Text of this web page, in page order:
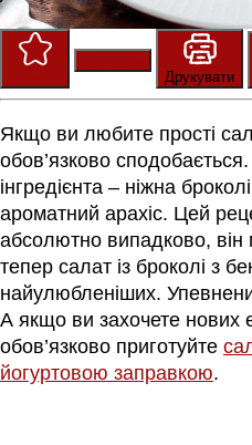
Друкувати
Якщо ви любите прості
обов’язково
інгредієнта – ніжна
ароматний арахіс. Цей
абсолютно випадково, він
тепер салат із броколі з
найулюбленіших.
А якщо ви захочете нових
обов’язково приготуйте
йогуртовою заправкою.